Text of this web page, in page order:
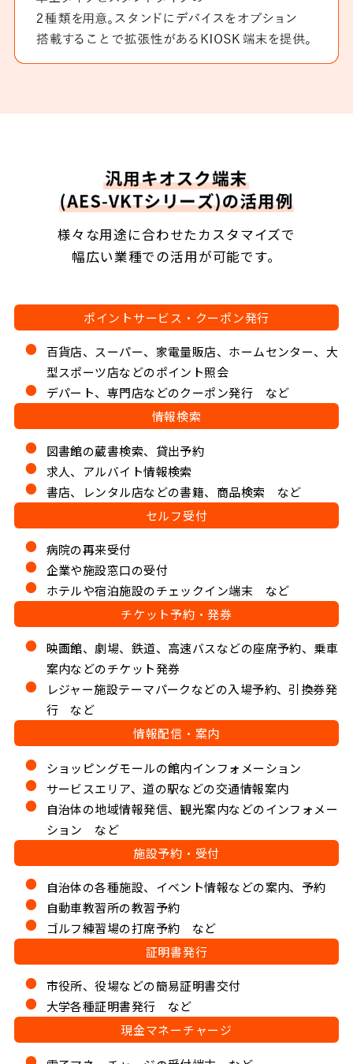
様々な用途に合わせたカスタマイズで
幅広い業種での活用が可能です。
ポイントサービス・クーポン発行
百貨店、スーパー、家電量販店、ホームセンター、大
型スポーツ店などのポイント照会
デパート、専門店などのクーポン発行 など
情報検索
図書館の蔵書検索、貸出予約
求人、アルバイト情報検索
書店、レンタル店などの書籍、商品検索 など
セルフ受付
病院の再来受付
企業や施設窓口の受付
ホテルや宿泊施設のチェックイン端末 など
チケット予約・発券
映画館、劇場、鉄道、高速バスなどの座席予約、乗車
案内などのチケット発券
レジャー施設テーマパークなどの入場予約、引換券発
行 など
情報配信・案内
ショッピングモールの館内インフォメーション
サービスエリア、道の駅などの交通情報案内
自治体の地域情報発信、観光案内などのインフォメー
ション など
施設予約・受付
自治体の各種施設、イベント情報などの案内、予約
自動車教習所の教習予約
ゴルフ練習場の打席予約 など
証明書発行
市役所、役場などの簡易証明書交付
大学各種証明書発行 など
現金マネーチャージ